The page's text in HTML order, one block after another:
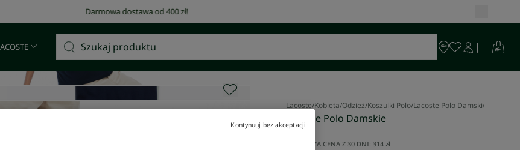
Darmowa dostawa od 400 zł!
Lacoste/Kobieta/Odzież/Koszulki Polo/Lacoste Polo Damskie
Lacoste Polo Damskie
314 zł
NAJNIŻSZA CENA Z 30 DNI: 314 zł
Kontynuuj bez akceptacji